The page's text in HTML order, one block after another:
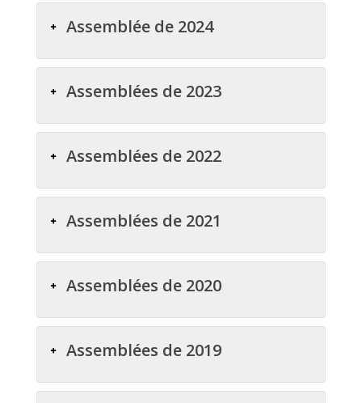
Assemblée de 2024
Assemblées de 2023
Assemblées de 2022
Assemblées de 2021
Assemblées de 2020
Assemblées de 2019